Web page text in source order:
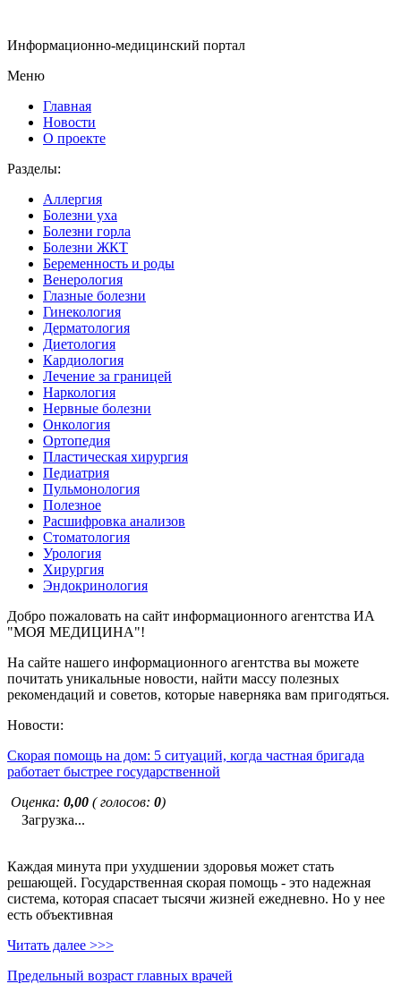
Информационно-медицинский портал
Меню
Главная
Новости
О проекте
Разделы:
Аллергия
Болезни уха
Болезни горла
Болезни ЖКТ
Беременность и роды
Венерология
Глазные болезни
Гинекология
Дерматология
Диетология
Кардиология
Лечение за границей
Наркология
Нервные болезни
Онкология
Ортопедия
Пластическая хирургия
Педиатрия
Пульмонология
Полезное
Расшифровка анализов
Стоматология
Урология
Хирургия
Эндокринология
Добро пожаловать на сайт информационного агентства ИА
"МОЯ МЕДИЦИНА"!
На сайте нашего информационного агентства вы можете
почитать уникальные новости, найти массу полезных
рекомендаций и советов, которые наверняка вам пригодяться.
Новости:
Скорая помощь на дом: 5 ситуаций, когда частная бригада
работает быстрее государственной
Оценка: 0,00 ( голосов: 0)
Загрузка...
Каждая минута при ухудшении здоровья может стать
решающей. Государственная скорая помощь - это надежная
система, которая спасает тысячи жизней ежедневно. Но у нее
есть объективная
Читать далее >>>
Предельный возраст главных врачей